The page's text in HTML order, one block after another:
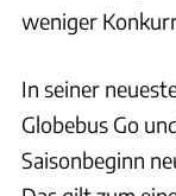
weniger
In seiner
Globebus Go
Saisonbeginn